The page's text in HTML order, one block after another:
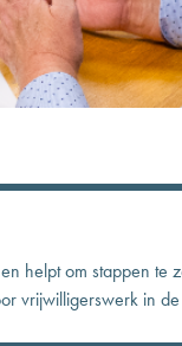
helpt om stappen te
vrijwilligerswerk in